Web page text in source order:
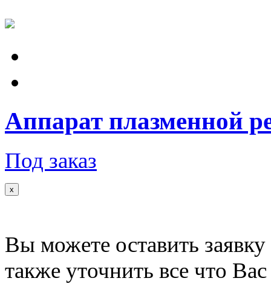
Аппарат плазменной
Под заказ
x
Вы можете оставить
также уточнить все что Вас